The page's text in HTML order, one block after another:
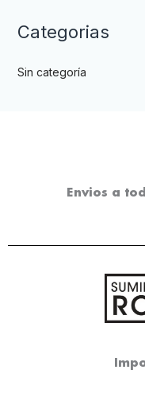
Categorias
Sin categoría
Envios a